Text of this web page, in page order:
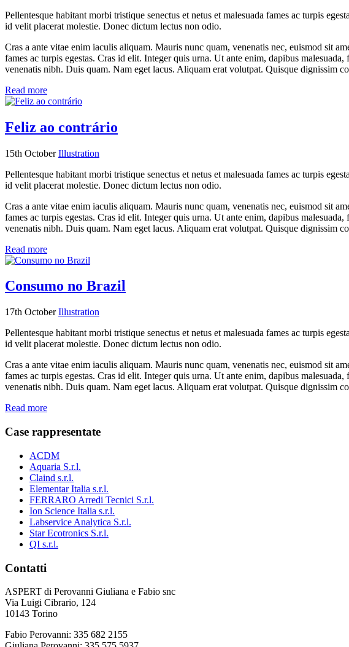
Pellentesque habitant morbi tristique senectus et netus et malesuada fames ac turpis
id velit placerat molestie. Donec dictum lectus non odio.
Cras a ante vitae enim iaculis aliquam. Mauris nunc quam, venenatis nec, euismod sit
fames ac turpis egestas. Cras id elit. Integer quis urna. Ut ante enim, dapibus
venenatis nibh. Duis quam. Nam eget lacus. Aliquam erat volutpat. Quisque dignissim
Read more
Feliz ao contrário
15th OctoberIllustration
Pellentesque habitant morbi tristique senectus et netus et malesuada fames ac turpis
id velit placerat molestie. Donec dictum lectus non odio.
Cras a ante vitae enim iaculis aliquam. Mauris nunc quam, venenatis nec, euismod sit
fames ac turpis egestas. Cras id elit. Integer quis urna. Ut ante enim, dapibus
venenatis nibh. Duis quam. Nam eget lacus. Aliquam erat volutpat. Quisque dignissim
Read more
Consumo no Brazil
17th OctoberIllustration
Pellentesque habitant morbi tristique senectus et netus et malesuada fames ac turpis
id velit placerat molestie. Donec dictum lectus non odio.
Cras a ante vitae enim iaculis aliquam. Mauris nunc quam, venenatis nec, euismod sit
fames ac turpis egestas. Cras id elit. Integer quis urna. Ut ante enim, dapibus
venenatis nibh. Duis quam. Nam eget lacus. Aliquam erat volutpat. Quisque dignissim
Read more
Case rappresentate
ACDM
Aquaria S.r.l.
Claind s.r.l.
Elementar Italia s.r.l.
FERRARO Arredi Tecnici S.r.l.
Ion Science Italia s.r.l.
Labservice Analytica S.r.l.
Star Ecotronics S.r.l.
QI s.r.l.
Contatti
ASPERT di Perovanni Giuliana e Fabio snc
Via Luigi Cibrario, 124
10143 Torino
Fabio Perovanni: 335 682 2155